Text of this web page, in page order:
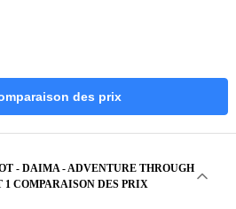
des prix
- DAIMA - ADVENTURE THROUGH
COMPARAISON DES PRIX